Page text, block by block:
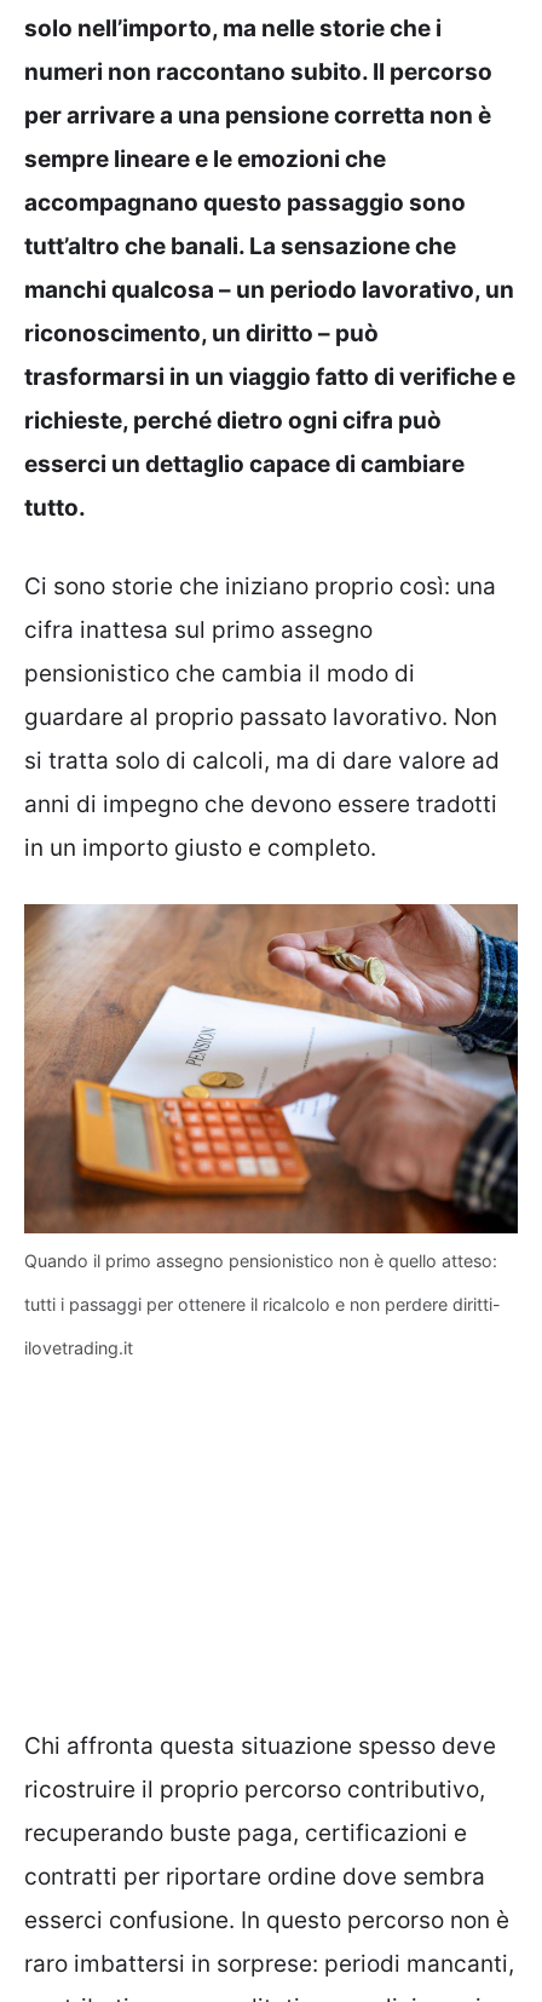
solo nell’importo, ma nelle storie che i
numeri non raccontano subito. Il percorso
per arrivare a una pensione corretta non è
sempre lineare e le emozioni che
accompagnano questo passaggio sono
tutt’altro che banali. La sensazione che
manchi qualcosa – un periodo lavorativo, un
riconoscimento, un diritto – può
trasformarsi in un viaggio fatto di verifiche e
richieste, perché dietro ogni cifra può
esserci un dettaglio capace di cambiare
tutto.
Ci sono storie che iniziano proprio così: una
cifra inattesa sul primo assegno
pensionistico che cambia il modo di
guardare al proprio passato lavorativo. Non
si tratta solo di calcoli, ma di dare valore ad
anni di impegno che devono essere tradotti
in un importo giusto e completo.
Quando il primo assegno pensionistico non è quello atteso:
tutti i passaggi per ottenere il ricalcolo e non perdere diritti-
ilovetrading.it
Chi affronta questa situazione spesso deve
ricostruire il proprio percorso contributivo,
recuperando buste paga, certificazioni e
contratti per riportare ordine dove sembra
esserci confusione. In questo percorso non è
raro imbattersi in sorprese: periodi mancanti,